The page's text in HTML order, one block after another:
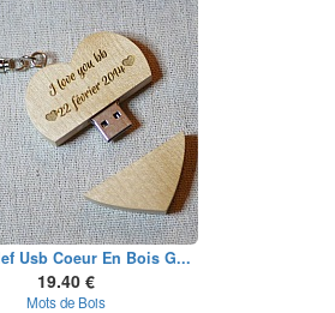
Usb Coeur En Bois G...
19.40 €
Mots de Bois